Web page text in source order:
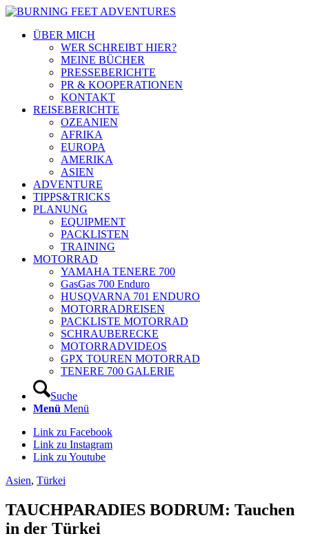
ÜBER MICH
WER SCHREIBT HIER?
MEINE BÜCHER
PRESSEBERICHTE
PR & KOOPERATIONEN
KONTAKT
REISEBERICHTE
OZEANIEN
AFRIKA
EUROPA
AMERIKA
ASIEN
ADVENTURE
TIPPS&TRICKS
PLANUNG
EQUIPMENT
PACKLISTEN
TRAINING
MOTORRAD
YAMAHA TENERE 700
GasGas 700 Enduro
HUSQVARNA 701 ENDURO
MOTORRADREISEN
PACKLISTE MOTORRAD
SCHRAUBERECKE
MOTORRADVIDEOS
GPX TOUREN MOTORRAD
TENERE 700 GALERIE
Suche
Menü Menü
Link zu Facebook
Link zu Instagram
Link zu Youtube
Asien, Türkei
TAUCHPARADIES BODRUM: Tauchen
in der Türkei